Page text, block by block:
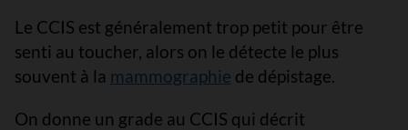
Le CCIS est généralement trop petit pour être
senti au toucher, alors on le détecte le plus
souvent à la mammographie de dépistage.
On donne un grade au CCIS qui décrit